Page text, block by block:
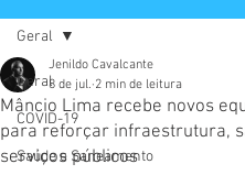
Geral
COVID-19
Saúde e Saneamento
Geral
Mâncio Lima recebe novos
para reforçar infraestrutura,
serviços públicos
Jenildo Cavalcante
8 de jul. 2 min de leitura